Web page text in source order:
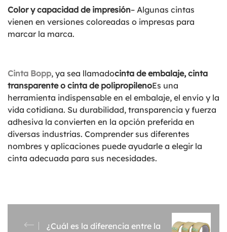
Color y capacidad de impresión– Algunas cintas
vienen en versiones coloreadas o impresas para
marcar la marca.
Cinta Bopp, ya sea llamadocinta de embalaje, cinta
transparente o cinta de polipropilenoEs una
herramienta indispensable en el embalaje, el envío y la
vida cotidiana. Su durabilidad, transparencia y fuerza
adhesiva la convierten en la opción preferida en
diversas industrias. Comprender sus diferentes
nombres y aplicaciones puede ayudarle a elegir la
cinta adecuada para sus necesidades.
¿Cuál es la diferencia entre la